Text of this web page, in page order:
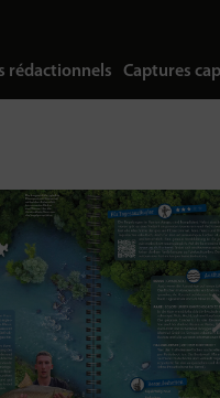
rédactionnels Captures